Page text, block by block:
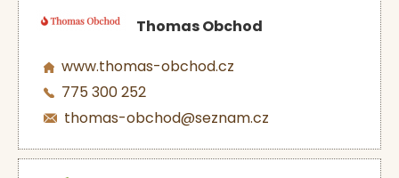
Thomas Obchod
www.thomas-obchod.cz
775 300 252
thomas-obchod@seznam.cz